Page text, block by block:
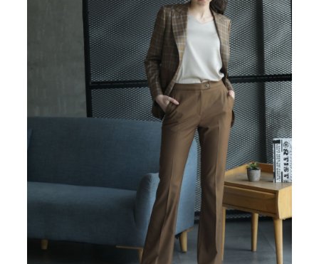
Papioane bărbați
Ace Pin pentru Guler Cămașă
Rochii de mireasă 2027
Pantofi de mireasă
Costume damă elegante
Vesta la comanda